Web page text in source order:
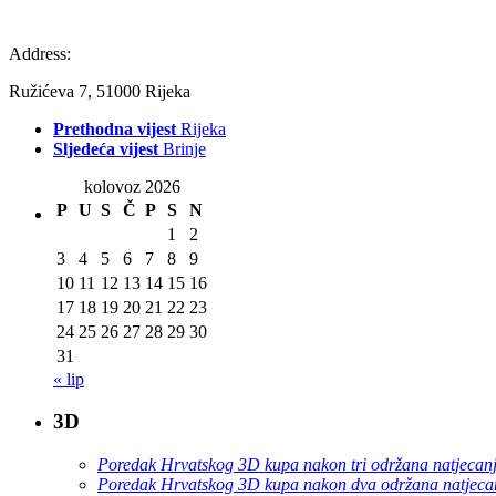
Address:
Ružićeva 7, 51000 Rijeka
Prethodna vijest Rijeka
Sljedeća vijest Brinje
kolovoz 2026
P U S Č P S
N
1
2
3
4 5 6 7 8
9
10 11 12 13 14 15 16
17 18 19 20 21 22 23
24 25 26 27 28 29 30
31
« lip
3D
Poredak Hrvatskog 3D kupa nakon tri održana
Poredak Hrvatskog 3D kupa nakon dva održana